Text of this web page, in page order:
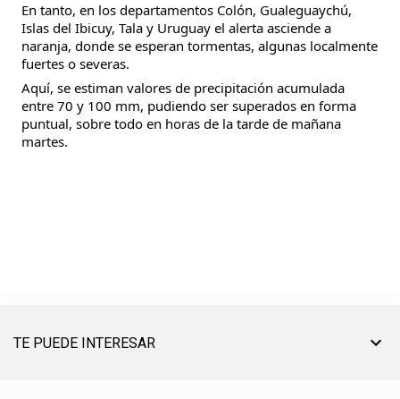
En tanto, en los departamentos Colón, Gualeguaychú,
Islas del Ibicuy, Tala y Uruguay el alerta asciende a
naranja, donde se esperan tormentas, algunas localmente
fuertes o severas.
Aquí, se estiman valores de precipitación acumulada
entre 70 y 100 mm, pudiendo ser superados en forma
puntual, sobre todo en horas de la tarde de mañana
martes.
TE PUEDE INTERESAR